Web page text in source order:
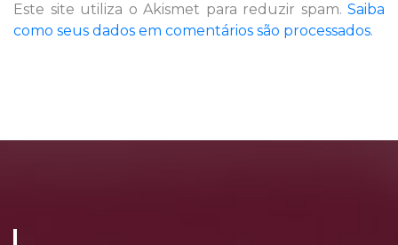
Este site utiliza o Akismet para reduzir spam. Saiba
como seus dados em comentários são processados.